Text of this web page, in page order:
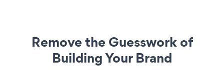
Remove the Guesswork of
Building Your Brand